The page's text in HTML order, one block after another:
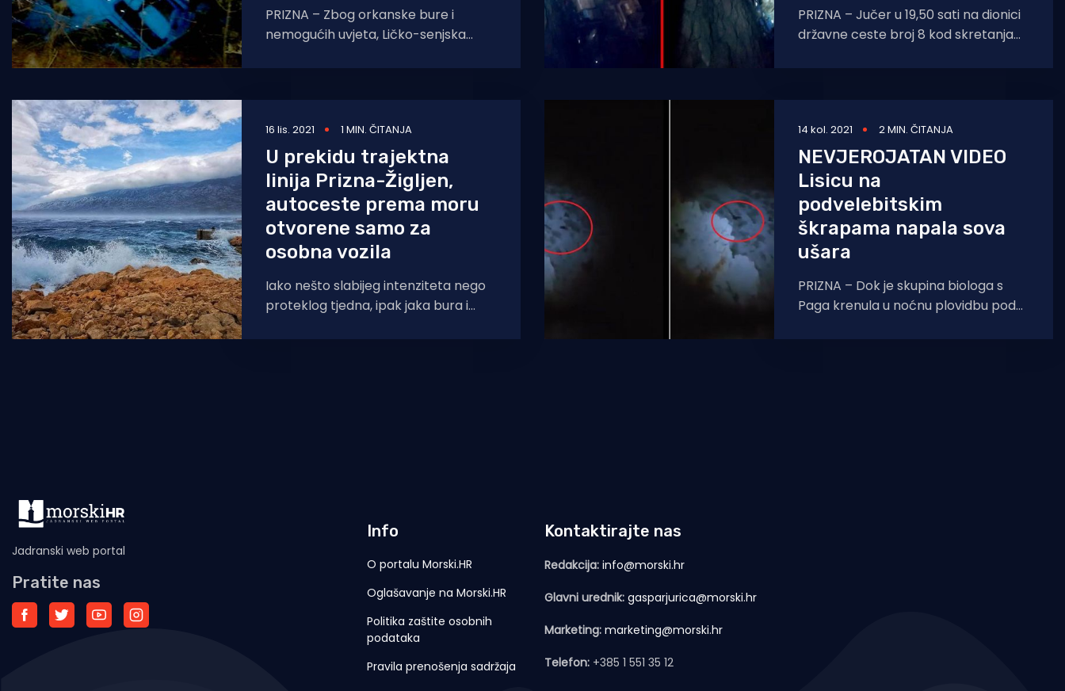
PRIZNA – Zbog orkanske bure i
nemogućih uvjeta, Ličko-senjska
napraviti očevid i utvrditi
PRIZNA – Jučer u 19,50 sati na dionici
državne ceste broj 8 kod skretanja
prometovanja
16 lis. 2021 1 MIN. ČITANJA
U prekidu trajektna
linija Prizna-Žigljen,
autoceste prema moru
otvorene samo za
osobna vozila
Iako nešto slabijeg intenziteta nego
proteklog tjedna, ipak jaka bura i
Zbog vjetra samo za
14 kol. 2021 2 MIN. ČITANJA
NEVJEROJATAN VIDEO
Lisicu na
podvelebitskim
škrapama napala sova
ušara
PRIZNA – Dok je skupina biologa s
Paga krenula u noćnu plovidbu pod
šulja po
Jadranski web portal
Pratite nas
Info
O portalu Morski.HR
Oglašavanje na Morski.HR
Politika zaštite osobnih
podataka
Pravila prenošenja sadržaja
Kontaktirajte nas
Redakcija: info@morski.hr
Glavni urednik: gasparjurica@morski.hr
Marketing: marketing@morski.hr
Telefon: +385 1 551 35 12